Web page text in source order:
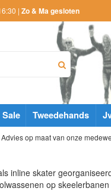
| Zo & Ma gesloten
Sale Tweedehands
Advies op maat van onze
inline skater
op